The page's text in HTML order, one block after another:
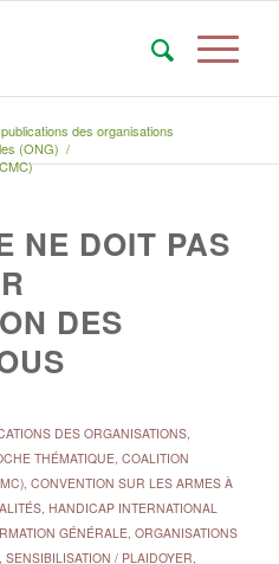
des organisations
(ONG) /
NE DOIT PAS
DES
DES ORGANISATIONS,
THÉMATIQUE, COALITION
, CONVENTION SUR LES ARMES À
, HANDICAP INTERNATIONAL
GÉNÉRALE, ORGANISATIONS
SENSIBILISATION / PLAIDOYER,